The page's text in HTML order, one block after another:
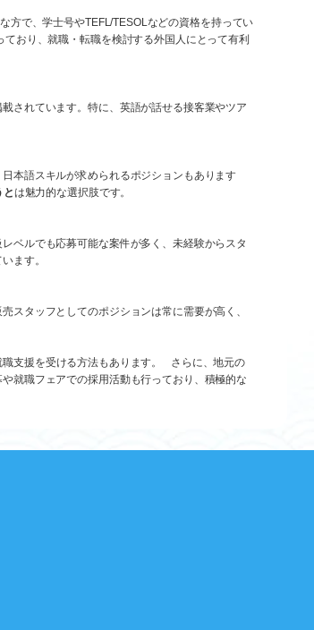
方で、学士号やTEFL/TESOLなどの資格を持ってい
おり、就職・転職を検討する外国人にとって有利
されています。特に、英語が話せる接客業やツア
本語スキルが求められるポジションもあります
とは魅力的な選択肢です。
ベルでも応募可能な案件が多く、未経験からスタ
ます。
スタッフとしてのポジションは常に需要が高く、
支援を受ける方法もあります。 さらに、地元の
就職フェアでの採用活動も行っており、積極的な